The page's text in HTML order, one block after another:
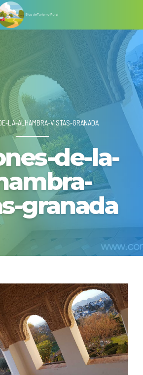
LA-ALHAMBRA-VISTAS-GRANADA
de-la-
granada